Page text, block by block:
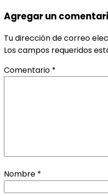
Agregar un
Tu dirección de correo
Los campos requeridos
Comentario *
Nombre *